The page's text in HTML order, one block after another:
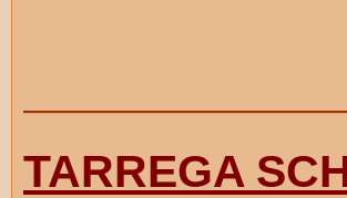
TARREGA